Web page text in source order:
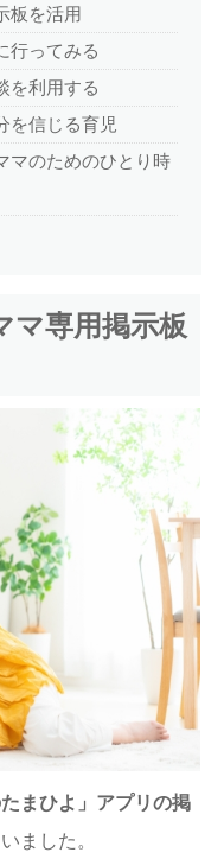
板を活用
行ってみる
を利用する
を信じる育児
マのためのひとり時
マ専用掲示板
まひよ」アプリの掲
ました。